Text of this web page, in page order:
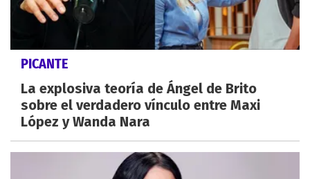
PICANTE
La explosiva teoría de Ángel de Brito
sobre el verdadero vínculo entre Maxi
López y Wanda Nara